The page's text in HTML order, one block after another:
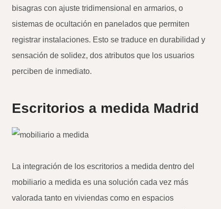
bisagras con ajuste tridimensional en armarios, o
sistemas de ocultación en panelados que permiten
registrar instalaciones. Esto se traduce en durabilidad y
sensación de solidez, dos atributos que los usuarios
perciben de inmediato.
Escritorios a medida Madrid
La integración de los escritorios a medida dentro del
mobiliario a medida es una solución cada vez más
valorada tanto en viviendas como en espacios